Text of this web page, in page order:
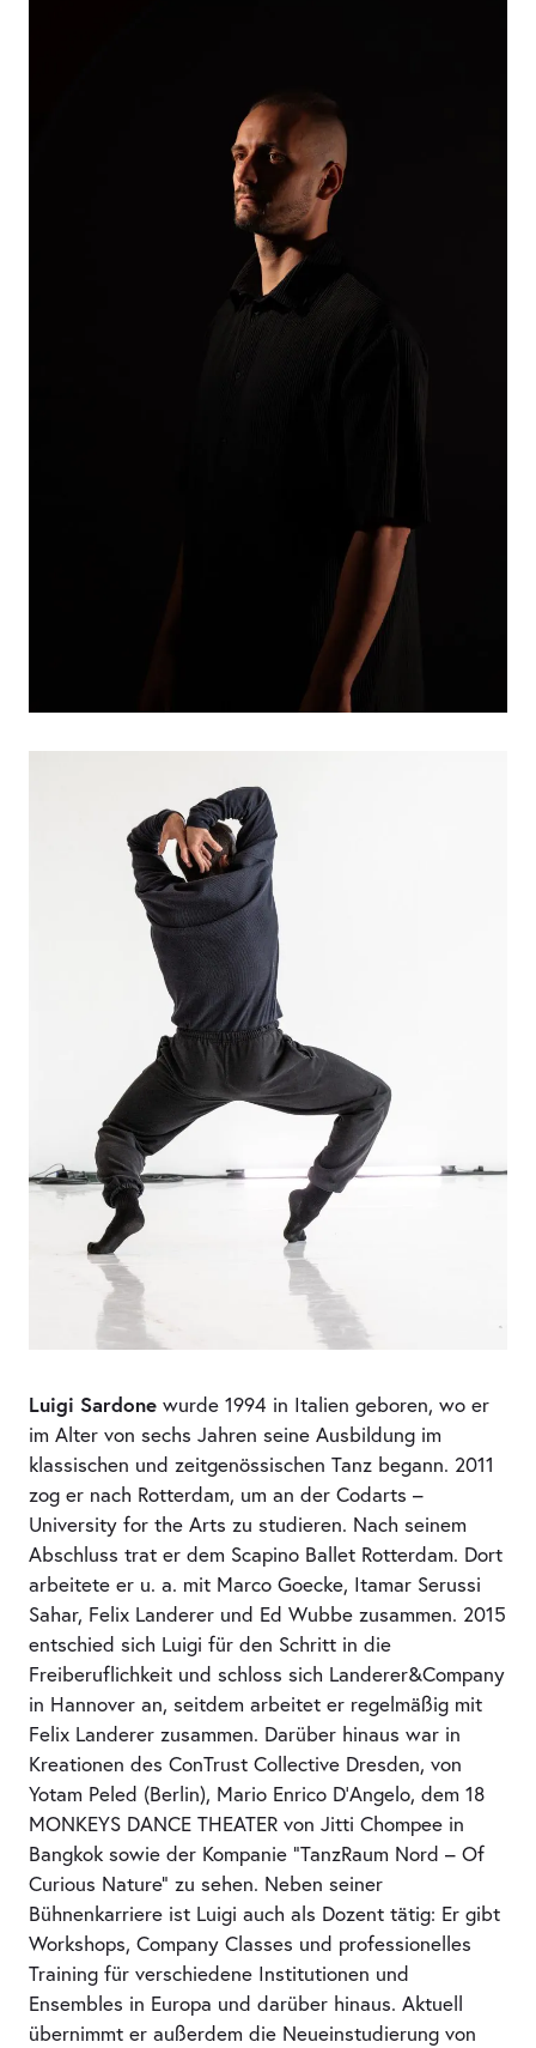
Luigi Sardone wurde 1994 in Italien geboren, wo er
im Alter von sechs Jahren seine Ausbildung im
klassischen und zeitgenössischen Tanz begann. 2011
zog er nach Rotterdam, um an der Codarts –
University for the Arts zu studieren. Nach seinem
Abschluss trat er dem Scapino Ballet Rotterdam. Dort
arbeitete er u. a. mit Marco Goecke, Itamar Serussi
Sahar, Felix Landerer und Ed Wubbe zusammen. 2015
entschied sich Luigi für den Schritt in die
Freiberuflichkeit und schloss sich Landerer&Company
in Hannover an, seitdem arbeitet er regelmäßig mit
Felix Landerer zusammen. Darüber hinaus war in
Kreationen des ConTrust Collective Dresden, von
Yotam Peled (Berlin), Mario Enrico D’Angelo, dem 18
MONKEYS DANCE THEATER von Jitti Chompee in
Bangkok sowie der Kompanie “TanzRaum Nord – Of
Curious Nature” zu sehen. Neben seiner
Bühnenkarriere ist Luigi auch als Dozent tätig: Er gibt
Workshops, Company Classes und professionelles
Training für verschiedene Institutionen und
Ensembles in Europa und darüber hinaus. Aktuell
übernimmt er außerdem die Neueinstudierung von